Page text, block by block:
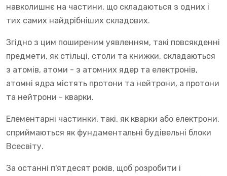
навколишнє на частини, що складаються з одних і
тих самих найдрібніших складових.
Згідно з цим поширеним уявленням, такі повсякденні
предмети, як стільці, столи та книжки, складаються
з атомів, атоми - з атомних ядер та електронів,
атомні ядра містять протони та нейтрони, а протони
та нейтрони - кварки.
Елементарні частинки, такі, як кварки або електрони,
сприймаються як фундаментальні будівельні блоки
Всесвіту.
За останні п'ятдесят років, щоб розробити і